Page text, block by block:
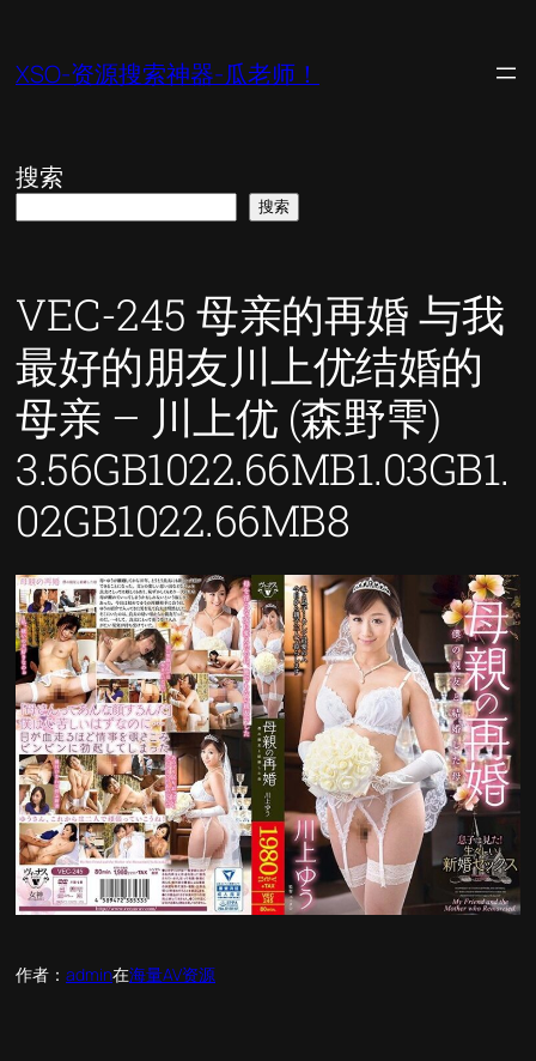
内
XSO-资源搜索神器-瓜老师！
搜索
搜索
VEC-245 母亲的再婚 与我
最好的朋友川上优结婚的
母亲 – 川上优 (森野雫)
3.56GB1022.66MB1.03GB1.
02GB1022.66MB8
作者： admin在海量AV资源